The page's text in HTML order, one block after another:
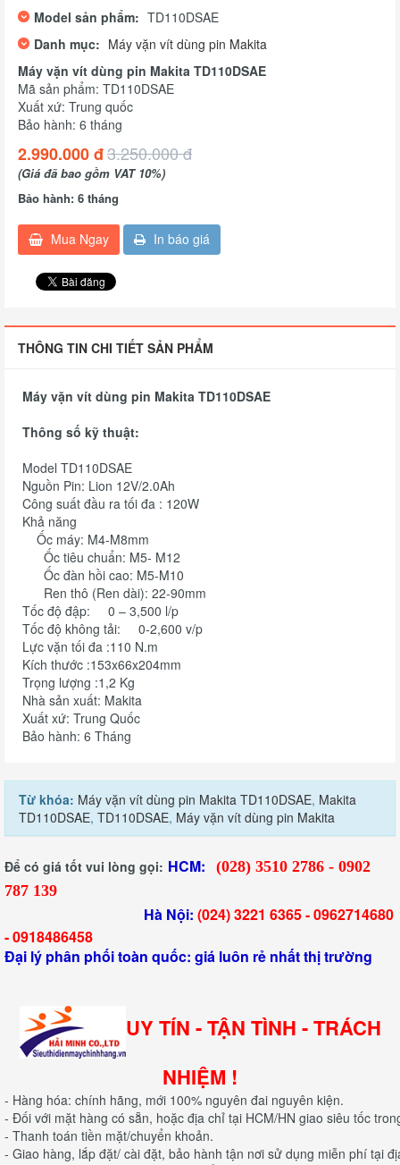
Model sản phẩm: TD110DSAE
Danh mục: Máy vặn vít dùng pin Makita
Máy vặn vít dùng pin Makita TD110DSAE
Mã sản phẩm: TD110DSAE
Xuất xứ: Trung quốc
Bảo hành: 6 tháng
2.990.000 đ3.250.000 đ
(Giá đã bao gồm VAT 10%)
Bảo hành: 6 tháng
Mua Ngay In báo giá
THÔNG TIN CHI TIẾT SẢN PHẨM
Máy vặn vít dùng pin Makita TD110DSAE
Thông số kỹ thuật:
Model TD110DSAE
Nguồn Pin: Lion 12V/2.0Ah
Công suất đầu ra tối đa : 120W
Khả năng
Ốc máy: M4-M8mm
Ốc tiêu chuẩn: M5- M12
Ốc đàn hồi cao: M5-M10
Ren thô (Ren dài): 22-90mm
Tốc độ đập: 0 – 3,500 l/p
Tốc độ không tải: 0-2,600 v/p
Lực vặn tối đa :110 N.m
Kích thước :153x66x204mm
Trọng lượng :1,2 Kg
Nhà sản xuất: Makita
Xuất xứ: Trung Quốc
Bảo hành: 6 Tháng
Từ khóa: Máy vặn vít dùng pin Makita TD110DSAE, Makita
TD110DSAE, TD110DSAE, Máy vặn vít dùng pin Makita
Để có giá tốt vui lòng gọi: HCM:
(028) 3510 2786 - 0902
787 139
Hà Nội: (024) 3221 6365 -0962714680
-0918486458
Đại lý phân phối toàn quốc: giá luôn rẻ nhất thị trường
UY TÍN - TẬN TÌNH - TRÁCH
NHIỆM !
- Hàng hóa: chính hãng, mới 100% nguyên đai nguyên kiện.
- Đối với mặt hàng có sẵn, hoặc địa chỉ tại HCM/HN giao siêu tốc
- Thanh toán tiền mặt/chuyển khoản.
- Giao hàng, lắp đặt/ cài đặt, bảo hành tận nơi sử dụng miễn phí tại